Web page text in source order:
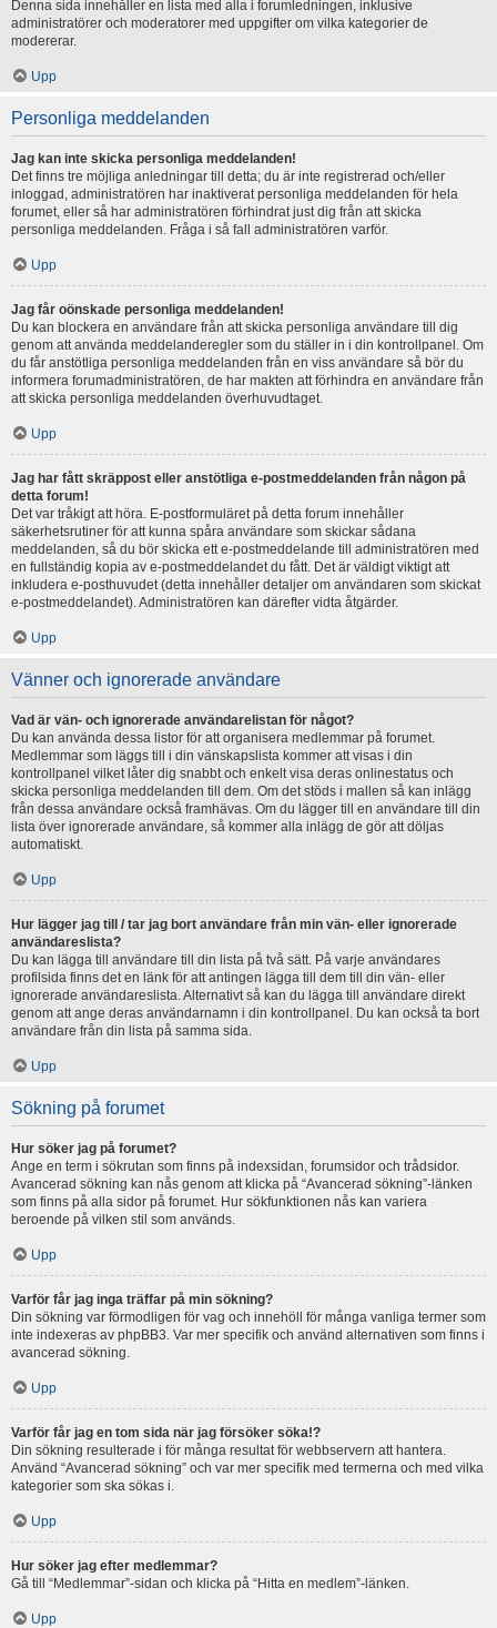
Denna sida innehåller en lista med alla i forumledningen, inklusive
administratörer och moderatorer med uppgifter om vilka kategorier de
modererar.
Upp
Personliga meddelanden
Jag kan inte skicka personliga meddelanden!
Det finns tre möjliga anledningar till detta; du är inte registrerad och/eller
inloggad, administratören har inaktiverat personliga meddelanden för hela
forumet, eller så har administratören förhindrat just dig från att skicka
personliga meddelanden. Fråga i så fall administratören varför.
Upp
Jag får oönskade personliga meddelanden!
Du kan blockera en användare från att skicka personliga användare till dig
genom att använda meddelanderegler som du ställer in i din kontrollpanel. Om
du får anstötliga personliga meddelanden från en viss användare så bör du
informera forumadministratören, de har makten att förhindra en användare från
att skicka personliga meddelanden överhuvudtaget.
Upp
Jag har fått skräppost eller anstötliga e-postmeddelanden från någon på
detta forum!
Det var tråkigt att höra. E-postformuläret på detta forum innehåller
säkerhetsrutiner för att kunna spåra användare som skickar sådana
meddelanden, så du bör skicka ett e-postmeddelande till administratören med
en fullständig kopia av e-postmeddelandet du fått. Det är väldigt viktigt att
inkludera e-posthuvudet (detta innehåller detaljer om användaren som skickat
e-postmeddelandet). Administratören kan därefter vidta åtgärder.
Upp
Vänner och ignorerade användare
Vad är vän- och ignorerade användarelistan för något?
Du kan använda dessa listor för att organisera medlemmar på forumet.
Medlemmar som läggs till i din vänskapslista kommer att visas i din
kontrollpanel vilket låter dig snabbt och enkelt visa deras onlinestatus och
skicka personliga meddelanden till dem. Om det stöds i mallen så kan inlägg
från dessa användare också framhävas. Om du lägger till en användare till din
lista över ignorerade användare, så kommer alla inlägg de gör att döljas
automatiskt.
Upp
Hur lägger jag till / tar jag bort användare från min vän- eller ignorerade
användareslista?
Du kan lägga till användare till din lista på två sätt. På varje användares
profilsida finns det en länk för att antingen lägga till dem till din vän- eller
ignorerade användareslista. Alternativt så kan du lägga till användare direkt
genom att ange deras användarnamn i din kontrollpanel. Du kan också ta bort
användare från din lista på samma sida.
Upp
Sökning på forumet
Hur söker jag på forumet?
Ange en term i sökrutan som finns på indexsidan, forumsidor och trådsidor.
Avancerad sökning kan nås genom att klicka på “Avancerad sökning”-länken
som finns på alla sidor på forumet. Hur sökfunktionen nås kan variera
beroende på vilken stil som används.
Upp
Varför får jag inga träffar på min sökning?
Din sökning var förmodligen för vag och innehöll för många vanliga termer som
inte indexeras av phpBB3. Var mer specifik och använd alternativen som finns i
avancerad sökning.
Upp
Varför får jag en tom sida när jag försöker söka!?
Din sökning resulterade i för många resultat för webbservern att hantera.
Använd “Avancerad sökning” och var mer specifik med termerna och med vilka
kategorier som ska sökas i.
Upp
Hur söker jag efter medlemmar?
Gå till “Medlemmar”-sidan och klicka på “Hitta en medlem”-länken.
Upp